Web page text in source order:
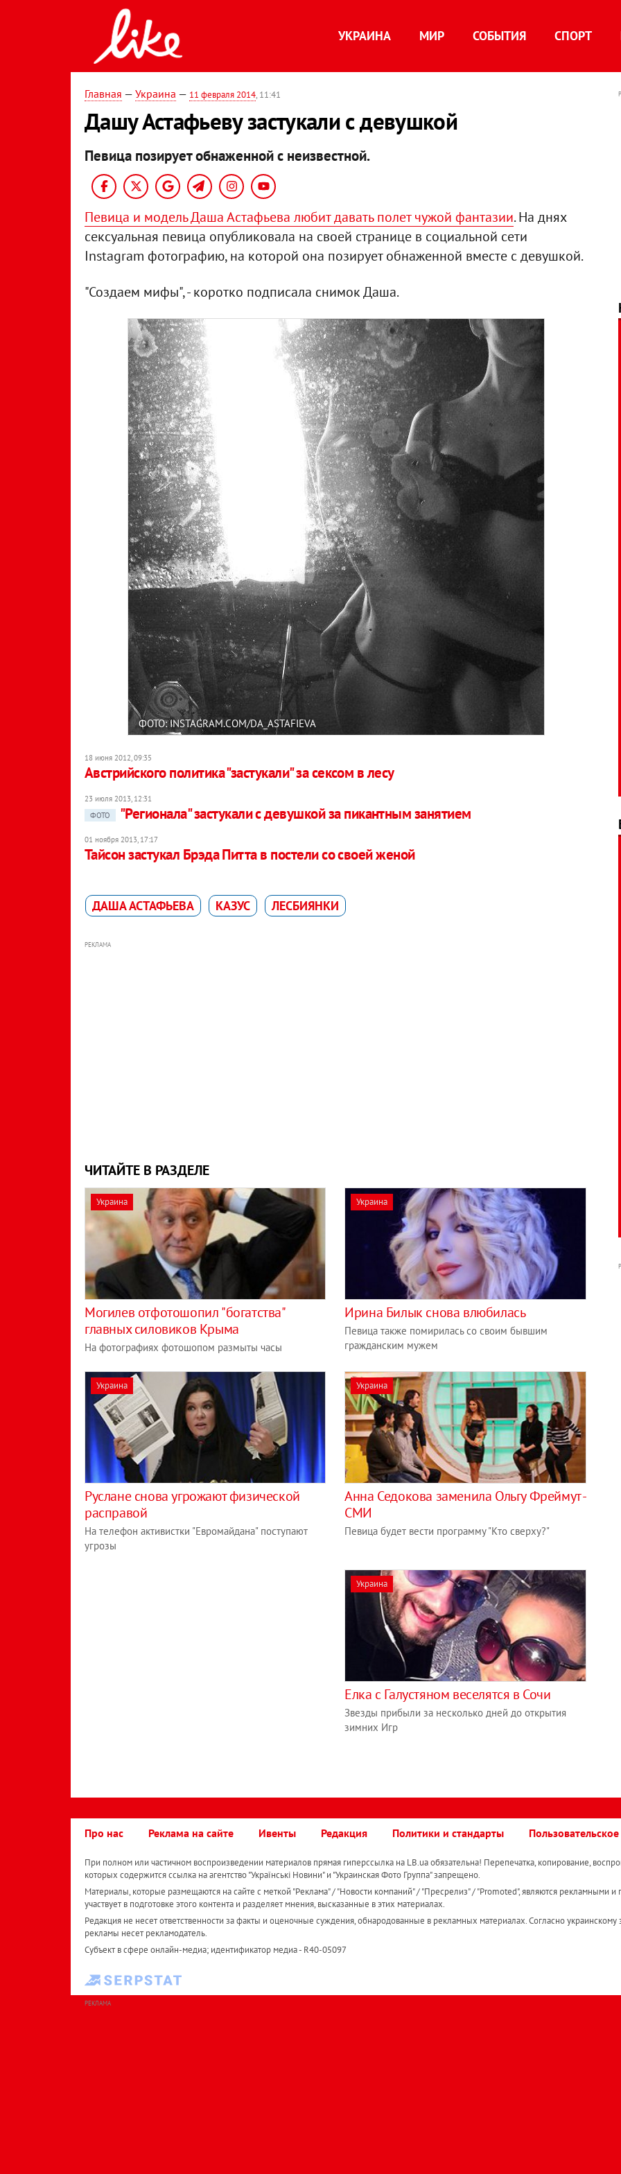
УКРАИНА МИР СОБЫТИЯ СПОРТ
Главная — Украина — 11 февраля 2014, 11:41
Дашу Астафьеву застукали с девушкой
Певица позирует обнаженной с неизвестной.
Певица и модель Даша Астафьева любит давать полет чужой фантазии. На днях
сексуальная певица опубликовала на своей странице в социальной сети
Instagram фотографию, на которой она позирует обнаженной вместе с девушкой.
"Создаем мифы", - коротко подписала снимок Даша.
ФОТО: INSTAGRAM.COM/DA_ASTAFIEVA
18 июня 2012, 09:35
Австрийского политика "застукали" за сексом в лесу
23 июля 2013, 12:31
ФОТО
"Регионала" застукали с девушкой за пикантным занятием
01 ноября 2013, 17:17
Тайсон застукал Брэда Питта в постели со своей женой
ДАША АСТАФЬЕВА КАЗУС ЛЕСБИЯНКИ
РЕКЛАМА
ЧИТАЙТЕ В РАЗДЕЛЕ
Украина
Могилев отфотошопил "богатства"
главных силовиков Крыма
На фотографиях фотошопом размыты часы
Украина
Ирина Билык снова влюбилась
Певица также помирилась со своим бывшим
гражданским мужем
Украина
Руслане снова угрожают физической
расправой
На телефон активистки "Евромайдана" поступают
угрозы
Украина
Анна Седокова заменила Ольгу Фреймут -
СМИ
Певица будет вести программу "Кто сверху?"
Украина
Елка с Галустяном веселятся в Сочи
Звезды прибыли за несколько дней до открытия
зимних Игр
Про нас Реклама на сайте Ивенты Редакция Политики и стандарты
При полном или частичном воспроизведении материалов прямая гиперссылка на LB.ua обязательна! Перепечатка, копирование,
которых содержится ссылка на агентство "Українськi Новини" и "Украинская Фото Группа" запрещено.
Материалы, которые размещаются на сайте с меткой "Реклама" / "Новости компаний" / "Пресрелиз" / "Promoted", являются рекламными и
участвует в подготовке этого контента и разделяет мнения, высказанные в этих материалах.
Редакция не несет ответственности за факты и оценочные суждения, обнародованные в рекламных материалах. Согласно украинскому
рекламы несет рекламодатель.
Субъект в сфере онлайн-медиа; идентификатор медиа - R40-05097
РЕКЛАМА